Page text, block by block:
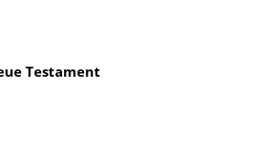
Testament